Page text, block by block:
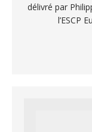
délivré par
l’ESCP